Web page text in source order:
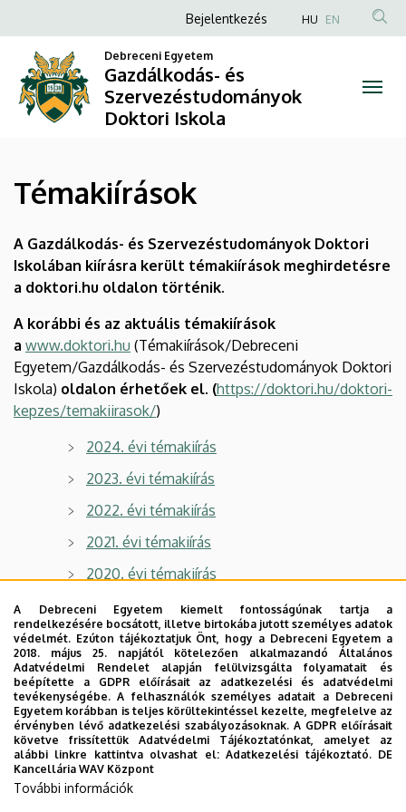
Gazdálkodás-
Doktori
Iskola
a
tartalomra
Anonim
fiók
menüje
Bejelentkezés HU EN
Debreceni Egyetem
Gazdálkodás- és
Szervezéstudományok
Doktori Iskola
Témakiírások
A Gazdálkodás- és Szervezéstudományok Doktori
Iskolában kiírásra került témakiírások meghirdetésre
a doktori.hu oldalon történik.
A korábbi és az aktuális témakiírások
a www.doktori.hu (Témakiírások/Debreceni
Egyetem/Gazdálkodás- és Szervezéstudományok Doktori
Iskola) oldalon érhetőek el. (https://doktori.hu/doktori-
kepzes/temakiirasok/)
2024. évi témakiírás
2023. évi témakiírás
2022. évi témakiírás
2021. évi témakiírás
2020. évi témakiírás
2019. évi témakiírás
2018. évi témakiírás
2017. évi témakiírás
2016. évi témakiírás
2015. évi témakiírás
2014. évi témakiírás
2013. évi témakiírás
A Debreceni Egyetem kiemelt fontosságúnak tartja a
rendelkezésére bocsátott, illetve birtokába jutott személyes adatok
védelmét. Ezúton tájékoztatjuk Önt, hogy a Debreceni Egyetem a
2018. május 25. napjától kötelezően alkalmazandó Általános
Adatvédelmi Rendelet alapján felülvizsgálta folyamatait és
beépítette a GDPR előírásait az adatkezelési és adatvédelmi
tevékenységébe. A felhasználók személyes adatait a Debreceni
Egyetem korábban is teljes körültekintéssel kezelte, megfelelve az
érvényben lévő adatkezelési szabályozásoknak. A GDPR előírásait
követve frissítettük Adatvédelmi Tájékoztatónkat, amelyet az
alábbi linkre kattintva olvashat el:Adatkezelési tájékoztató. DE
Kancellária WAV Központ
További információk